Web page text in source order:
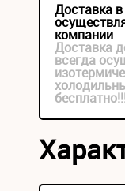
Доставка
компании
Доставка
всегда